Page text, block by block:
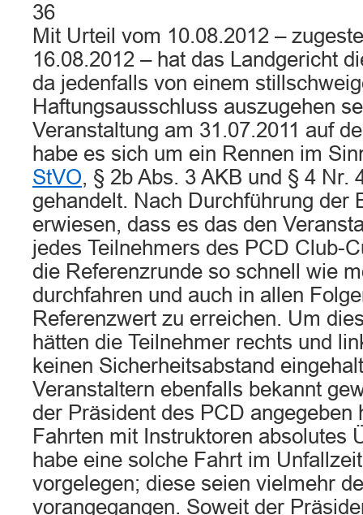
36
Mit Urteil vom 10.08.2012 –
16.08.2012 – hat das Landgericht
da jedenfalls von einem
Haftungsausschluss auszugehen
Veranstaltung am 31.07.2011 auf
habe es sich um ein Rennen im
StVO, § 2b Abs. 3 AKB und § 4 Nr.
gehandelt. Nach Durchführung der
erwiesen, dass es das den
jedes Teilnehmers des PCD Club-
die Referenzrunde so schnell wie
durchfahren und auch in allen
Referenzwert zu erreichen. Um
hätten die Teilnehmer rechts und
keinen Sicherheitsabstand
Veranstaltern ebenfalls bekannt
der Präsident des PCD angegeben
Fahrten mit Instruktoren absolutes
habe eine solche Fahrt im
vorgelegen; diese seien vielmehr
vorangegangen. Soweit der